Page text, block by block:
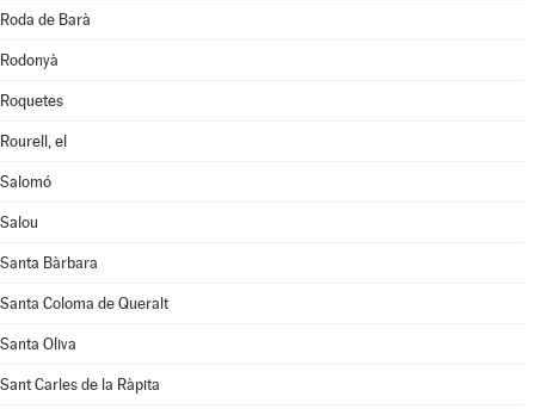
Roda de Barà
Rodonyà
Roquetes
Rourell, el
Salomó
Salou
Santa Bàrbara
Santa Coloma de Queralt
Santa Oliva
Sant Carles de la Ràpita